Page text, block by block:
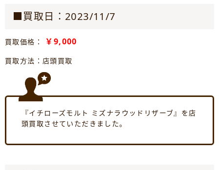
■買取日：2023/11/7
買取価格： ￥9,000
買取方法：店頭買取
『イチローズモルト ミズナラウッドリザーブ』を店
頭買取させていただきました。